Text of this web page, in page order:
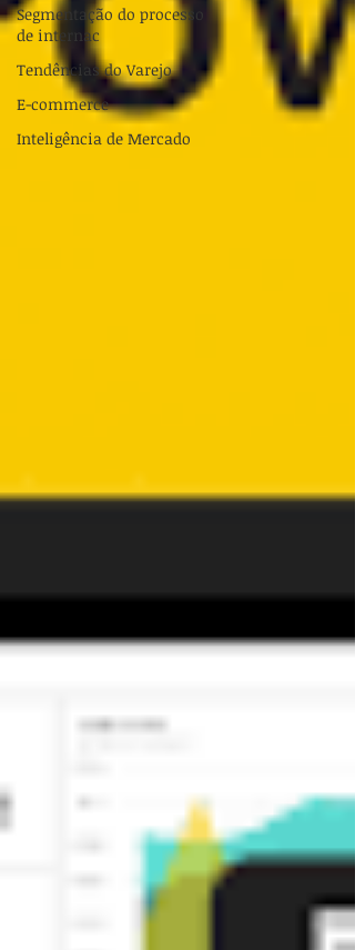
Segmentação do processo
de internac
Tendências do Varejo
E-commerce
Inteligência de Mercado